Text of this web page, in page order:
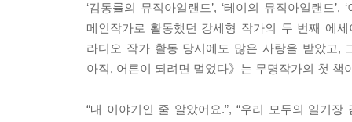
빛을 잃은 그림과 다시 마주하던 순간.
그리고,
더 이상 반짝이지 않던 그 사람을, 처음 깨닫게 된
‘김동률의 뮤직아일랜드’, ‘테이의 뮤직아일랜드
메인작가로 활동했던 강세형 작가의 두 번째 에
라디오 작가 활동 당시에도 많은 사랑을 받았고,
아직, 어른이 되려면 멀었다》는 무명작가의 첫
“내 이야기인 줄 알았어요.”, “우리 모두의 일기